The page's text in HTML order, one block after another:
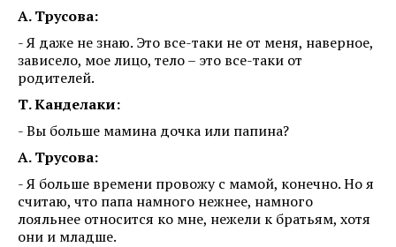
А. Трусова:
- Я даже не знаю. Это все-таки не от меня, наверное,
зависело, мое лицо, тело – это все-таки от
родителей.
Т. Канделаки:
- Вы больше мамина дочка или папина?
А. Трусова:
- Я больше времени провожу с мамой, конечно. Но я
считаю, что папа намного нежнее, намного
лояльнее относится ко мне, нежели к братьям, хотя
они и младше.